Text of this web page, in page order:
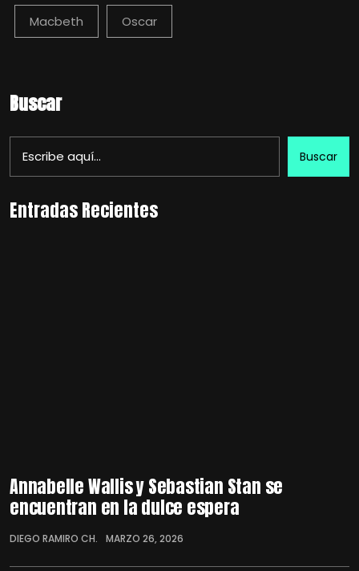
Macbeth Oscar
Buscar
Buscar
Entradas Recientes
Annabelle Wallis y Sebastian Stan se
encuentran en la dulce espera
DIEGO RAMIRO CH. MARZO 26, 2026